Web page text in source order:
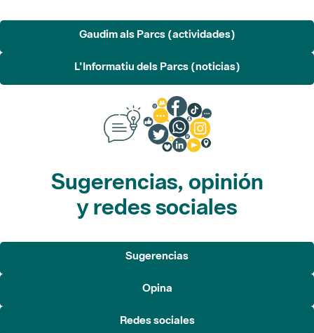
Gaudim als Parcs (actividades)
L'Informatiu dels Parcs (noticias)
Sugerencias, opinión
y redes sociales
Sugerencias
Opina
Redes sociales